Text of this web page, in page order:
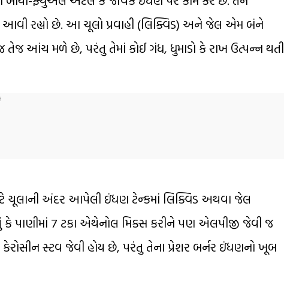
રહ્યો છે. આ ચૂલો પ્રવાહી (લિક્વિડ) અને જેલ એમ બંને
આંચ મળે છે, પરંતુ તેમાં કોઈ ગંધ, ધુમાડો કે રાખ ઉત્પન્ન થતી
અંદર આપેલી ઇંધણ ટેન્કમાં લિક્વિડ અથવા જેલ
પાણીમાં 7 ટકા એથેનોલ મિક્સ કરીને પણ એલપીજી જેવી જ
સ્ટવ જેવી હોય છે, પરંતુ તેના પ્રેશર બર્નર ઇંધણનો ખૂબ